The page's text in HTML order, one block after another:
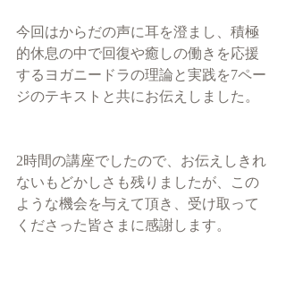
今回はからだの声に耳を澄まし、積極
的休息の中で回復や癒しの働きを応援
するヨガニードラの理論と実践を7ペー
ジのテキストと共にお伝えしました。
2時間の講座でしたので、お伝えしきれ
ないもどかしさも残りましたが、この
ような機会を与えて頂き、受け取って
くださった皆さまに感謝します。